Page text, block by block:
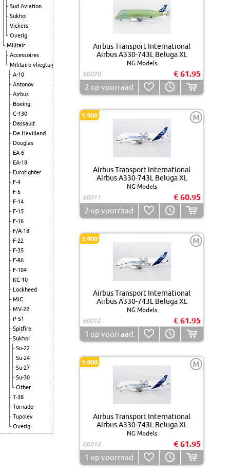
Sud Aviation
Sukhoi
Vickers
Overig
Militair
Accessoires
Militaire vliegtuigen
A-10
Antonov
Airbus
Boeing
C-130
Dassault
De Havilland
Douglas
EA-6
EA-18
Eurofighter
F-4
F-5
F-14
F-15
F-16
F/A-18
F-22
F-35
F-86
F-104
KC-10
Lockheed
MiG
MV-22
P-51
Spitfire
Sukhoi
Su-22
Su-24
Su-27
Su-30
Other
T-38
Tornado
Tupolev
Overig
Airbus Transport International
Airbus A330-743L Beluga XL
NG Models
60020
€ 61.95
2 op voorraad
1:400 M
Airbus Transport International
Airbus A330-743L Beluga XL
NG Models
60011
€ 60.95
2 op voorraad
1:400 M
Airbus Transport International
Airbus A330-743L Beluga XL
NG Models
60012
€ 61.95
1 op voorraad
1:400 M
Airbus Transport International
Airbus A330-743L Beluga XL
NG Models
60013
€ 61.95
1 op voorraad